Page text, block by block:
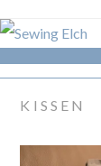
KISSEN